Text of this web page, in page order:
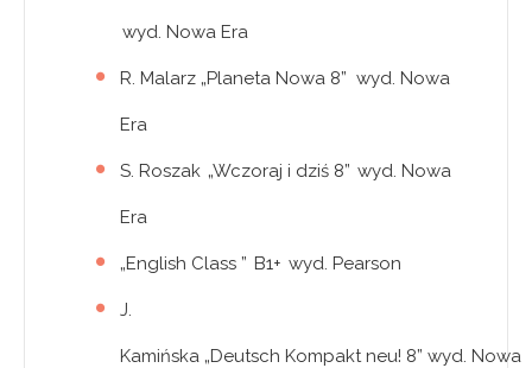
wyd. Nowa Era
R. Malarz „Planeta Nowa 8” wyd. Nowa
Era
S. Roszak „Wczoraj i dziś 8” wyd. Nowa
Era
„English Class ” B1+ wyd. Pearson
J.
Kamińska „Deutsch Kompakt neu! 8” wyd. Nowa